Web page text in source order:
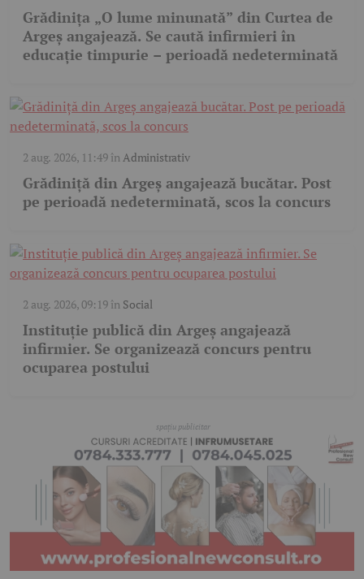
Grădinița „O lume minunată” din Curtea de
Argeș angajează. Se caută infirmieri în
educație timpurie – perioadă nedeterminată
2 aug. 2026, 11:49în Administrativ
Grădiniță din Argeș angajează bucătar. Post
pe perioadă nedeterminată, scos la concurs
2 aug. 2026, 09:19în Social
Instituție publică din Argeș angajează
infirmier. Se organizează concurs pentru
ocuparea postului